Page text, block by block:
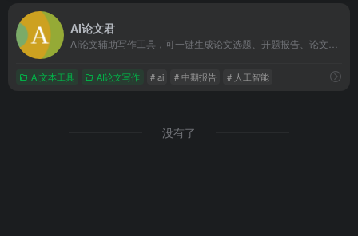
AI论文君
AI文本工具 AI论文写作 # ai # 中期报告 # 人工智能
没有了